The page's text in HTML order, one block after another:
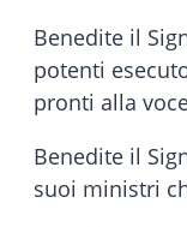
Benedite il
potenti
pronti alla
Benedite il
suoi ministri